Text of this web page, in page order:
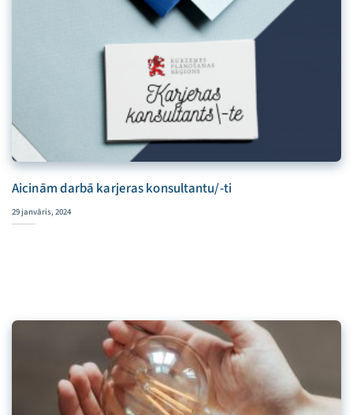
Aicinām darbā karjeras konsultantu/-ti
29 janvāris, 2024